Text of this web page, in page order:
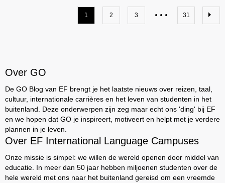
1 2 3 31
Over GO
De GO Blog van EF brengt je het laatste nieuws over reizen, taal,
cultuur, internationale carrières en het leven van studenten in het
buitenland. Deze onderwerpen zijn zeg maar echt ons 'ding' bij EF
en we hopen dat GO je inspireert, motiveert en helpt met je verdere
plannen in je leven.
Over EF International Language Campuses
Onze missie is simpel: we willen de wereld openen door middel van
educatie. In meer dan 50 jaar hebben miljoenen studenten over de
hele wereld met ons naar het buitenland gereisd om een vreemde